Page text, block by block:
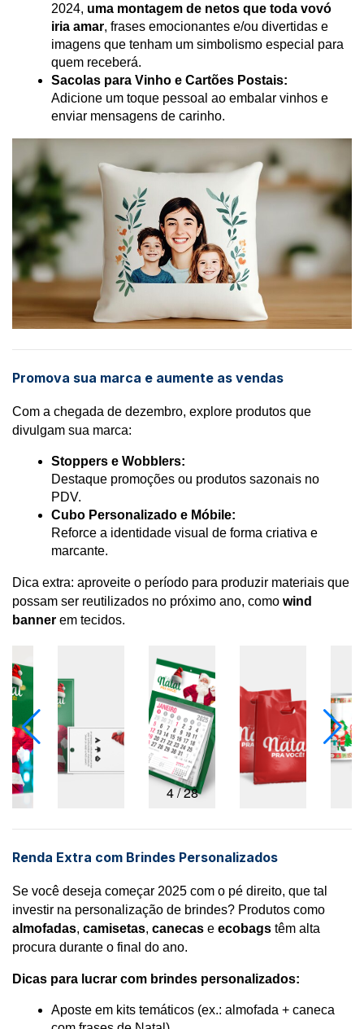
2024, uma montagem de netos que toda vovó
iria amar, frases emocionantes e/ou divertidas e
imagens que tenham um simbolismo especial para
quem receberá.
Sacolas para Vinho e Cartões Postais:
Adicione um toque pessoal ao embalar vinhos e
enviar mensagens de carinho.
Promova sua marca e aumente as vendas
Com a chegada de dezembro, explore produtos que
divulgam sua marca:
Stoppers e Wobblers:
Destaque promoções ou produtos sazonais no
PDV.
Cubo Personalizado e Móbile:
Reforce a identidade visual de forma criativa e
marcante.
Dica extra: aproveite o período para produzir materiais que
possam ser reutilizados no próximo ano, como wind
banner em tecidos.
5/28
Renda Extra com Brindes Personalizados
Se você deseja começar 2025 com o pé direito, que tal
almofadas, camisetas, canecas e ecobags têm alta
procura durante o final do ano.
Dicas para lucrar com brindes personalizados:
Aposte em kits temáticos (ex.: almofada + caneca